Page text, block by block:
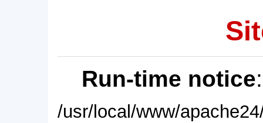
Run-time notice
/usr/local/www/